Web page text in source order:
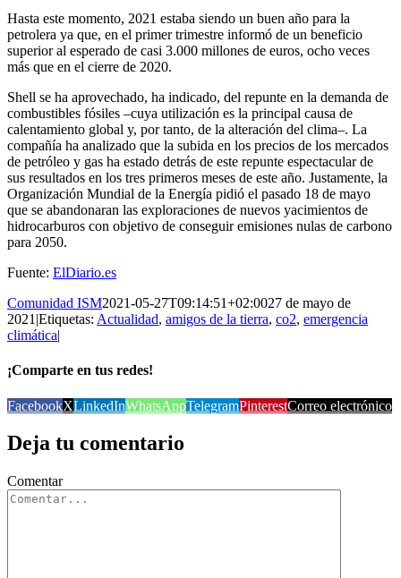
Hasta este momento, 2021 estaba siendo un buen año para la
petrolera ya que, en el primer trimestre informó de un beneficio
superior al esperado de casi 3.000 millones de euros, ocho veces
más que en el cierre de 2020.
Shell se ha aprovechado, ha indicado, del repunte en la demanda de
combustibles fósiles –cuya utilización es la principal causa de
calentamiento global y, por tanto, de la alteración del clima–. La
compañía ha analizado que la subida en los precios de los mercados
de petróleo y gas ha estado detrás de este repunte espectacular de
sus resultados en los tres primeros meses de este año. Justamente, la
Organización Mundial de la Energía pidió el pasado 18 de mayo
que se abandonaran las exploraciones de nuevos yacimientos de
hidrocarburos con objetivo de conseguir emisiones nulas de carbono
para 2050.
Fuente: ElDiario.es
Comunidad ISM2021-05-27T09:14:51+02:0027 de mayo de
2021 |Etiquetas: Actualidad, amigos de la tierra, co2, emergencia
climática|
¡Comparte en tus redes!
FacebookXLinkedInWhatsAppTelegramPinterestCorreo electrónico
Deja tu comentario
Comentar